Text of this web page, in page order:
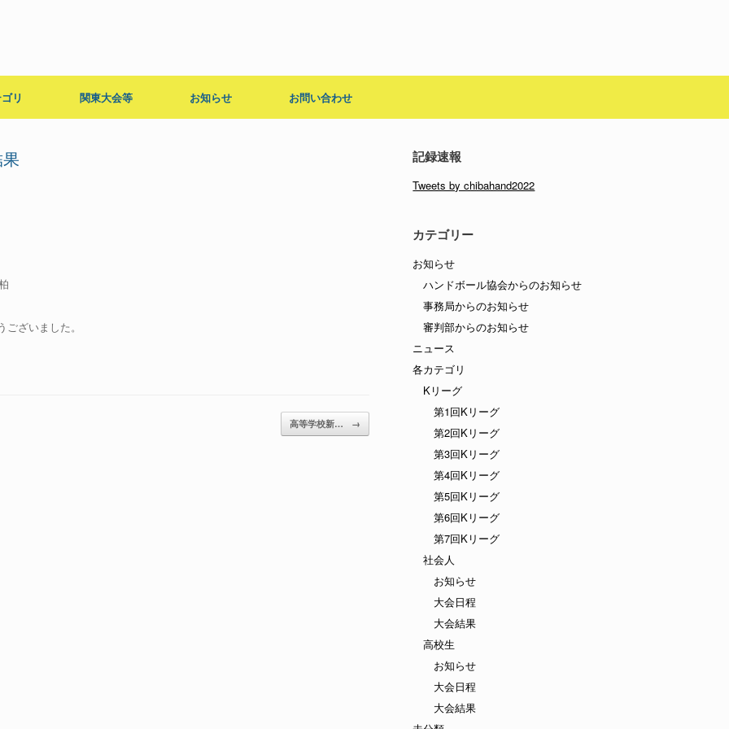
リ 関東大会等 お知らせ お問い合わせ
ざいました。
高等学校新… →
記録速報
Tweets by chibahand2022
カテゴリー
お知らせ
ハンドボール協会からのお知らせ
事務局からのお知らせ
審判部からのお知らせ
ニュース
各カテゴリ
Kリーグ
第1回Kリーグ
第2回Kリーグ
第3回Kリーグ
第4回Kリーグ
第5回Kリーグ
第6回Kリーグ
第7回Kリーグ
社会人
お知らせ
大会日程
大会結果
高校生
お知らせ
大会日程
大会結果